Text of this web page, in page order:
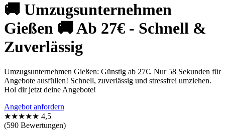
🚚 Umzugsunternehmen
Gießen 🚚 Ab 27€ - Schnell &
Zuverlässig‎
Umzugsunternehmen Gießen: Günstig ab 27€. Nur 58 Sekunden für
Angebote ausfüllen! Schnell, zuverlässig und stressfrei umziehen.
Hol dir jetzt deine Angebote!
Angebot anfordern
★★★★★ 4,5
(590 Bewertungen)